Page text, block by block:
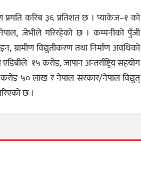
प्रगति करिब ३६ प्रतिशत छ । प्याकेज–१ को
नेपाल, जेभीले गरिरहेको छ । कम्पनीको पुँजी
ग्रामीण विद्युतीकरण तथा निर्माण अवधिको
१५ करोड, जापान अन्तर्राष्ट्रिय सहयोग
५० लाख र नेपाल सरकार/नेपाल विद्युत्
छ ।